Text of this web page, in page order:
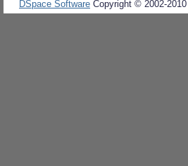
DSpace Software Copyright © 2002-2010